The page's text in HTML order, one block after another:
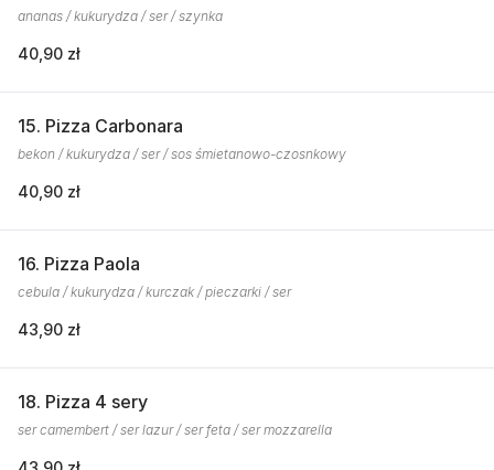
ananas / kukurydza / ser / szynka
40,90 zł
15. Pizza Carbonara
bekon / kukurydza / ser / sos śmietanowo-czosnkowy
40,90 zł
16. Pizza Paola
cebula / kukurydza / kurczak / pieczarki / ser
43,90 zł
18. Pizza 4 sery
ser camembert / ser lazur / ser feta / ser mozzarella